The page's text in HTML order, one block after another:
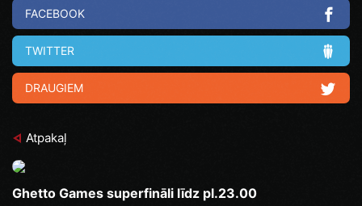
FACEBOOK
TWITTER
DRAUGIEM
Atpakaļ
Ghetto Games superfināli līdz pl.23.00